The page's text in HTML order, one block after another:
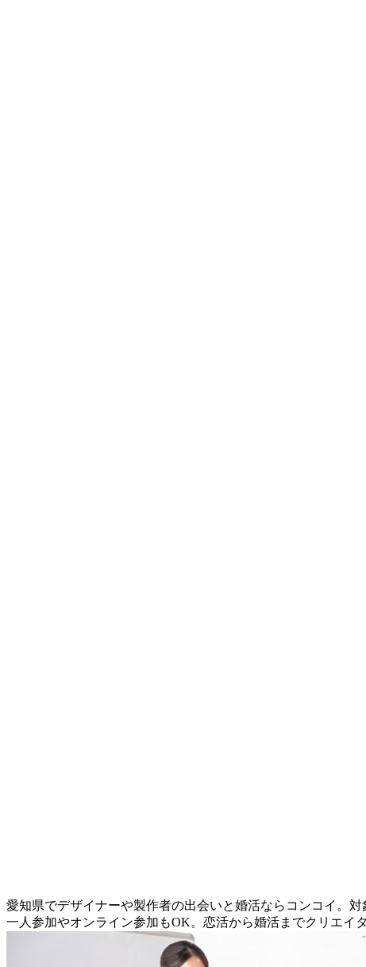
愛知県でデザイナーや製作者の出会いと婚活ならコンコイ。
一人参加やオンライン参加もOK。恋活から婚活までクリエイ